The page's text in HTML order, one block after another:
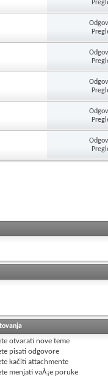
otvarati nove teme
pisati odgovore
kačiti attachmente
menjati vaÅ¡e poruke